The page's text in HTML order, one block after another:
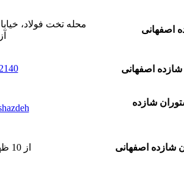
اصفهانی
محله تخت فولاد،
اصفهانی
شازده
شازده اصفهانی از 10 ظهر تا 12 شب